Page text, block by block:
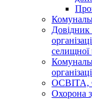
Довідник
селищної
ОСВІТА,
Охорона